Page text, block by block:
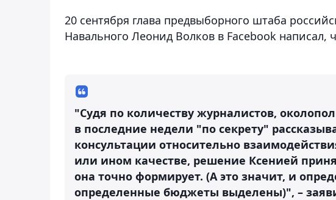
20 сентября глава предвыборного штаба
Навального Леонид Волков в Facebook
"Судя по количеству журналистов,
в последние недели "по секрету"
консультации относительно
или ином качестве, решение Ксенией
она точно формирует. (А это значит, и
определенные бюджеты выделены)", –